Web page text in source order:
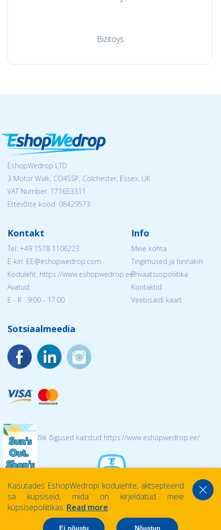
Bizitoys
EshopWedrop LTD
3 Motor Walk, CO45SP, Colchester, Essex, UK
VAT Number: 171653311
Ettevõtte kood: 08429573
Kontakt
Tel: +49 1578 1106223
E-kiri: EE@eshopwedrop.com
Koduleht: https://www.eshopwedrop.ee/
Avatud:
E - R 9:00 - 17:00
Info
Meie kohta
Tingimused ja hinnakiri
Privaatsuspoliitika
Kontaktid
Veebisaidi kaart
Sotsiaalmeedia
© 2026 Kõik õigused kaitstud https://www.eshopwedrop.ee/
Kasutades EshopWedropi kodulehte, aktsepteerid
sa küpsiseid, mida on kirjeldatud meie
küpsisepoliitikas. Read more
Ei nõustu Nõustun